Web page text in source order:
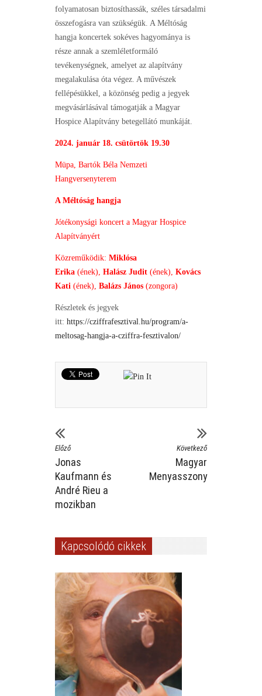
folyamatosan biztosíthassák, széles társadalmi
összefogásra van szükségük. A Méltóság
hangja koncertek sokéves hagyománya is
része annak a szemléletformáló
tevékenységnek, amelyet az alapítvány
megalakulása óta végez. A művészek
fellépésükkel, a közönség pedig a jegyek
megvásárlásával támogatják a Magyar
Hospice Alapítvány betegellátó munkáját.
2024. január 18. csütörtök 19.30
Müpa, Bartók Béla Nemzeti
Hangversenyterem
A Méltóság hangja
Jótékonysági koncert a Magyar Hospice
Alapítványért
Közreműködik: Miklósa
Erika (ének), Halász Judit (ének), Kovács
Kati (ének), Balázs János (zongora)
Részletek és jegyek
itt: https://cziffrafesztival.hu/program/a-
meltosag-hangja-a-cziffra-fesztivalon/
Előző
Jonas
Kaufmann és
André Rieu a
mozikban
Következő
Magyar
Menyasszony
Kapcsolódó cikkek